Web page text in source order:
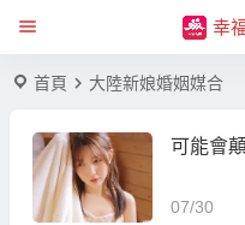
幸
首頁 大陸新娘婚姻媒合
可能會
07/30